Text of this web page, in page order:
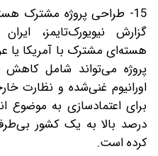
15- طراحی پروژه مشترک
گزارش نیویورک‌تایمز،
هسته‌ای مشترک با آمریکا یا
پروژه می‌تواند شامل کاهش
اورانیوم غنی‌شده و نظارت
برای اعتمادسازی به موضوع
درصد بالا به یک کشور
کرده است.